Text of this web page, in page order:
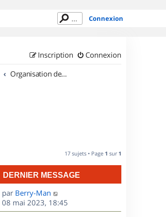
Connexion
Connexion
Inscription
Organisation de sorties en région Centre
17 sujets • Page 1 sur 1
DERNIER MESSAGE
D
e
r
par Berry-Man
08 mai 2023, 18:45